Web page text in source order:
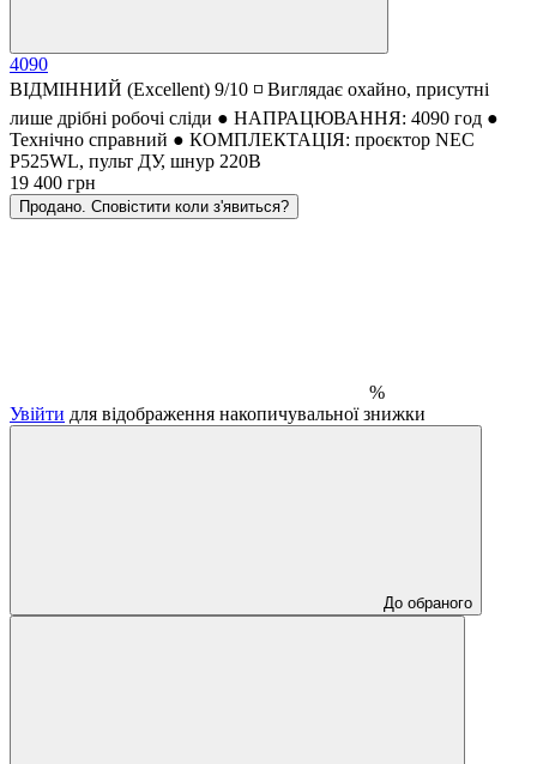
4090
ВІДМІННИЙ (Excellent) 9/10 ◽ Виглядає охайно, присутні
лише дрібні робочі сліди ● НАПРАЦЮВАННЯ: 4090 год ●
Технічно справний ● КОМПЛЕКТАЦІЯ: проєктор NEC
P525WL, пульт ДУ, шнур 220В
19 400 грн
Продано. Сповістити коли з'явиться?
%
Увійти для відображення накопичувальної знижки
До обраного